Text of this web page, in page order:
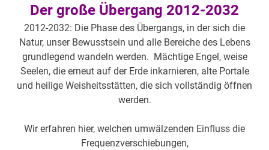
Der große Übergang 2012-2032
2012-2032: Die Phase des Übergangs, in der sich die
Natur, unser Bewusstsein und alle Bereiche des Lebens
grundlegend wandeln werden. Mächtige Engel, weise
Seelen, die erneut auf der Erde inkarnieren, alte Portale
und heilige Weisheitsstätten, die sich vollständig öffnen
werden.
Wir erfahren hier, welchen umwälzenden Einfluss die
Frequenzverschiebungen,